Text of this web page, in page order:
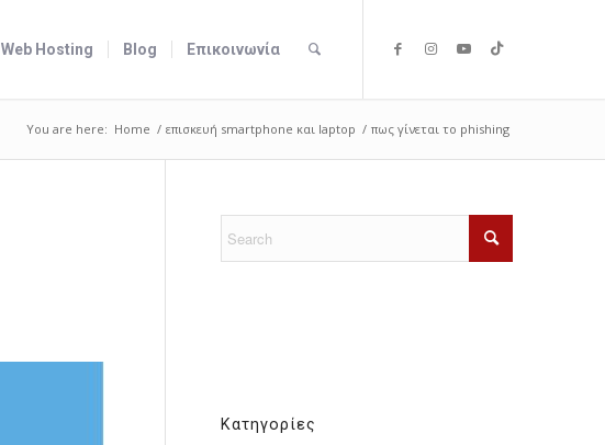
Web Hosting Blog Επικοινωνία
You are here: Home / επισκευή smartphone και laptop / πως γίνεται το phishing
Kατηγορίες